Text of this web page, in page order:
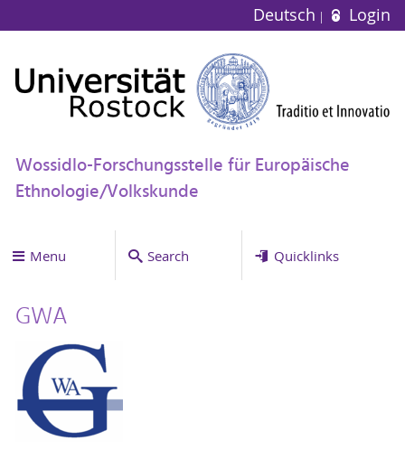
Deutsch Login
Wossidlo-Forschungsstelle für Europäische
Ethnologie/Volkskunde
Menu Search Quicklinks
GWA